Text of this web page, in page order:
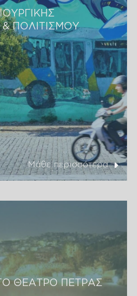
ΠΟΛΙΤΙΣΜΟΥ
Μάθε περισσότερα
ΘΕΑΤΡΟ ΠΕΤΡΑΣ